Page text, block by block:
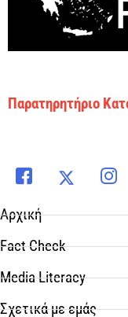
Παρατηρητήριο
Αρχική
Fact Check
Media Literacy
Σχετικά με εμάς